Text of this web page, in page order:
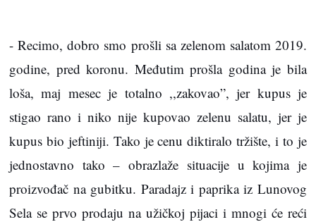
- Recimo, dobro smo prošli sa zelenom salatom 2019.
godine, pred koronu. Međutim prošla godina je bila
loša, maj mesec je totalno ,,zakovao”, jer kupus je
stigao rano i niko nije kupovao zelenu salatu, jer je
kupus bio jeftiniji. Tako je cenu diktiralo tržište, i to je
jednostavno tako – obrazlaže situacije u kojima je
proizvođač na gubitku. Paradajz i paprika iz Lunovog
Sela se prvo prodaju na užičkoj pijaci i mnogi će reći